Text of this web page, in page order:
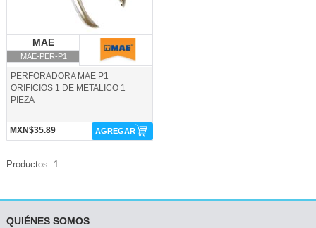
MAE
MAE-PER-P1
PERFORADORA MAE P1
ORIFICIOS 1 DE METALICO 1
PIEZA
MXN$35.89 AGREGAR
Productos: 1
QUIÉNES SOMOS